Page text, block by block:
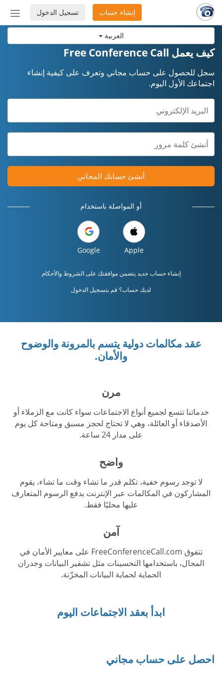
العربية
أو
تسجيل الدخول إنشاء حساب
كيف يعمل Free Conference Call
سجل للحصول على حساب مجاني وتعرف على كيفية إنشاء
اجتماعك الأول اليوم.
أنشئ حسابك المجاني
أو المواصلة باستخدام
Apple
Google
إنشاء حساب جديد يتضمن موافقتك علىالشروط والأحكام
لديك حساب؟ قم بتسجيل الدخول
عقد مكالمات دولية يتسم بالمرونة والوضوح
والأمان.
مرن
خدماتنا تتسع لجميع أنواع الاجتماعات سواء كانت مع الزملاء أو
الأصدقاء أو العائلة، وهي لا تحتاج لحجز مسبق ومتاحة كل يوم
على مدار 24 ساعة.
واضح
لا توجد رسوم خفية، تكلم قدر ما تشاء وقت ما تشاء، يقوم
المشاركون في المكالمات عبر الإنترنت بدفع الرسوم المتعارف
عليها محليًا فقط.
آمن
تتفوق FreeConferenceCall.com على معايير الأمان في
المجال، باستخدامها التحسينات مثل تشفير البيانات وجدران
الحماية لحماية البيانات المخزّنة.
ابدأ بعقد الاجتماعات اليوم
احصل على حساب مجاني